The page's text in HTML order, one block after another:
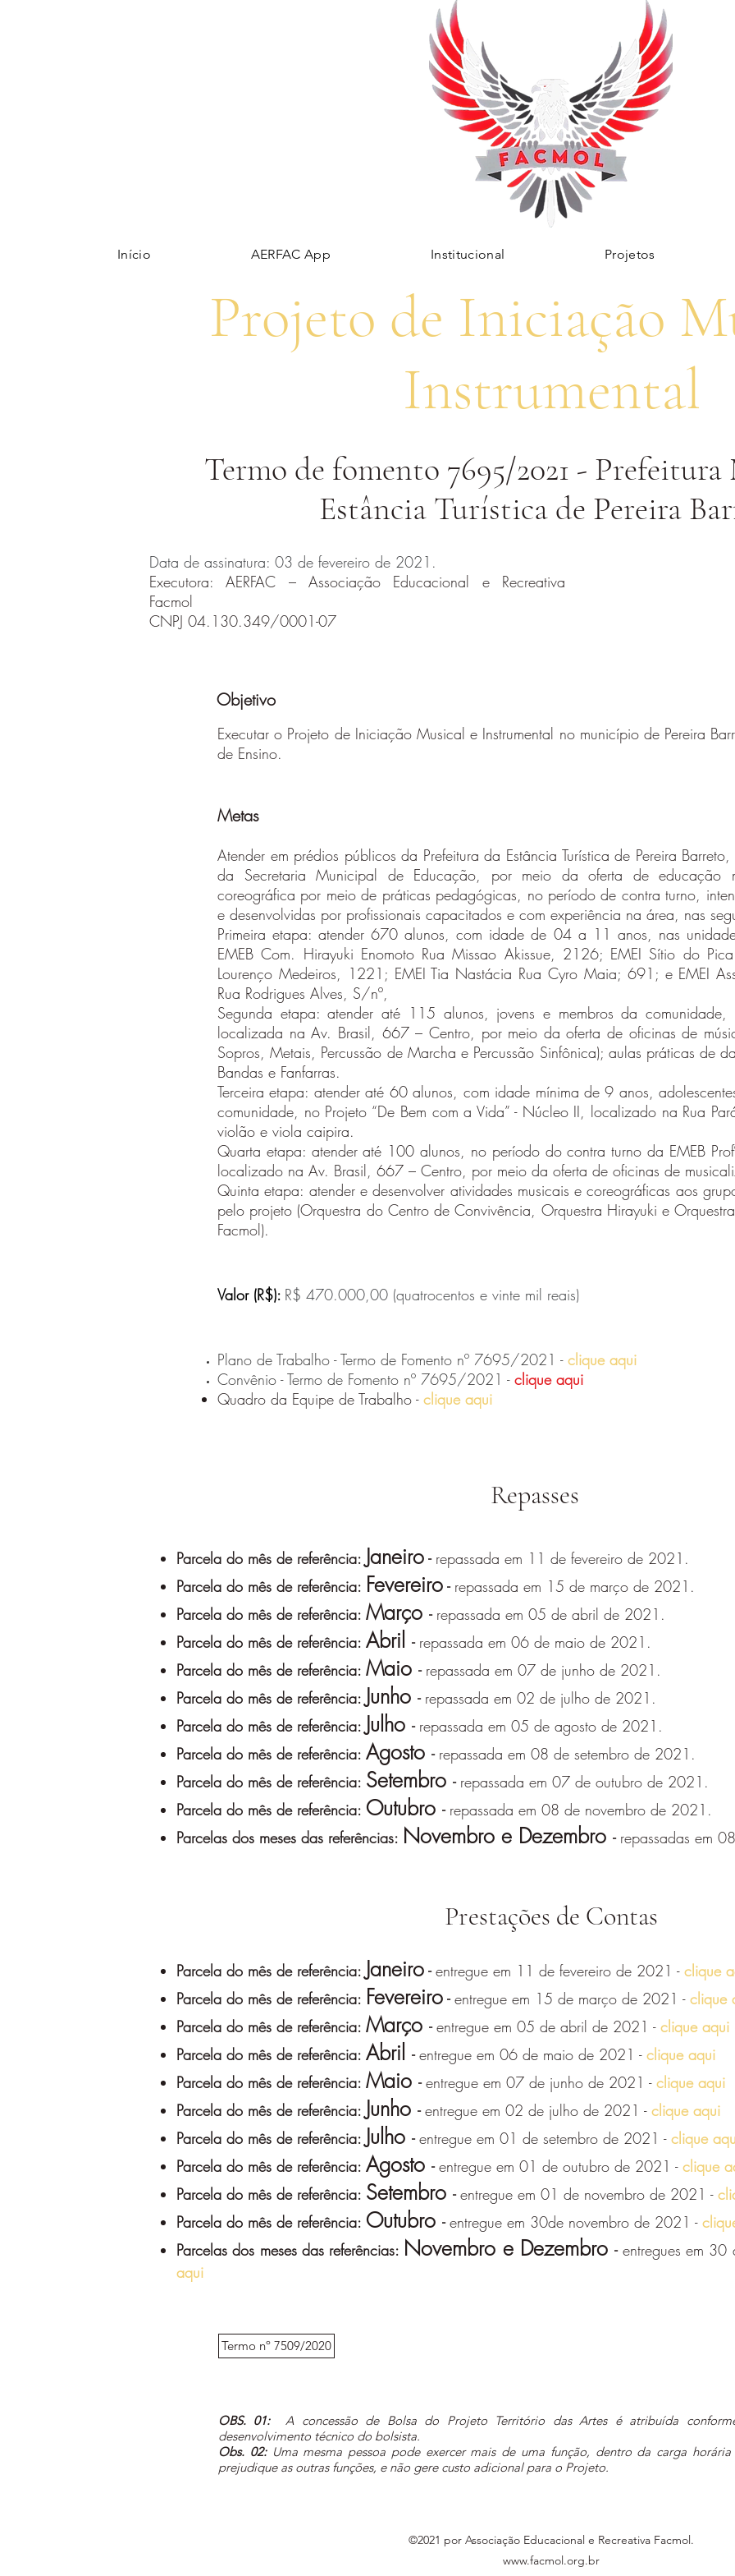
Início AERFAC App Institucional Projetos
Projeto de Iniciação
Instrumental
Termo de fomento 7695/2021 -
Estância Turística de Pereira
Data de assinatura: 03 de fevereiro de 2021.
Executora: AERFAC – Associação Educacional e Recreativa
Facmol
CNPJ 04.130.349/0001-07
Objetivo
Executar o Projeto de Iniciação Musical e Instrumental no município de Pereira
de Ensino.
Metas
Atender em prédios públicos da Prefeitura da Estância Turística de Pereira
da Secretaria Municipal de Educação, por meio da oferta de educação
coreográfica por meio de práticas pedagógicas, no período de contra turno,
e desenvolvidas por profissionais capacitados e com experiência na área, nas
Primeira etapa: atender 670 alunos, com idade de 04 a 11 anos, nas
EMEB Com. Hirayuki Enomoto Rua Missao Akissue, 2126; EMEI Sítio do
Lourenço Medeiros, 1221; EMEI Tia Nastácia Rua Cyro Maia; 691; e EMEI
Rua Rodrigues Alves, S/nº,
Segunda etapa: atender até 115 alunos, jovens e membros da comunidade,
localizada na Av. Brasil, 667 – Centro, por meio da oferta de oficinas de
Sopros, Metais, Percussão de Marcha e Percussão Sinfônica); aulas práticas de
Bandas e Fanfarras.
Terceira etapa: atender até 60 alunos, com idade mínima de 9 anos,
comunidade, no Projeto “De Bem com a Vida” - Núcleo II, localizado na Rua
violão e viola caipira.
Quarta etapa: atender até 100 alunos, no período do contra turno da EMEB
localizado na Av. Brasil, 667 – Centro, por meio da oferta de oficinas de
Quinta etapa: atender e desenvolver atividades musicais e coreográficas aos
pelo projeto (Orquestra do Centro de Convivência, Orquestra Hirayuki e
Facmol).
Valor (R$): R$ 470.000,00 (quatrocentos e vinte mil reais)
Plano de Trabalho - Termo de Fomento nº 7695/2021 - clique aqui
Convênio - Termo de Fomento nº 7695/2021 - clique aqui
Quadro da Equipe de Trabalho - clique aqui
Repasses
Parcela do mês de referência:Janeiro -repassada em 11 de fevereiro de 2021.
Parcela do mês de referência: Fevereiro -repassada em 15 de março de 2021.
Parcela do mês de referência: Março -repassada em 05 de abril de 2021.
Parcela do mês de referência: Abril -repassada em 06 de maio de 2021.
Parcela do mês de referência: Maio -repassada em 07 de junho de 2021.
Parcela do mês de referência:Junho -repassada em 02 de julho de 2021.
Parcela do mês de referência:Julho -repassada em 05 de agosto de 2021.
Parcela do mês de referência: Agosto -repassada em 08 de setembro de 2021.
Parcela do mês de referência: Setembro -repassada em 07 de outubro de 2021.
Parcela do mês de referência: Outubro -repassada em 08 de novembro de 2021.
Parcelas dos meses das referências: Novembro e Dezembro -repassadas em
Prestações de Contas
Parcela do mês de referência:Janeiro -entregue em 11 de fevereiro de 2021 - clique
Parcela do mês de referência: Fevereiro -entregue em 15 de março de 2021 - clique
Parcela do mês de referência: Março -entregue em 05 de abril de 2021 - clique aqui
Parcela do mês de referência: Abril -entregue em 06 de maio de 2021 - clique aqui
Parcela do mês de referência: Maio -entregue em 07 de junho de 2021 - clique aqui
Parcela do mês de referência:Junho -entregue em 02 de julho de 2021 - clique aqui
Parcela do mês de referência:Julho -entregue em 01 de setembro de 2021 - clique
Parcela do mês de referência: Agosto -entregue em 01 de outubro de 2021 - clique
Parcela do mês de referência: Setembro -entregue em 01 de novembro de 2021 -
Parcela do mês de referência: Outubro -entregue em 30de novembro de 2021 -
Parcelas dos meses das referências: Novembro e Dezembro-entregues em
aqui
Termo nº 7509/2020
OBS. 01:A concessão de Bolsa do Projeto Território das Artes é atribuída
desenvolvimento técnico do bolsista.
Obs. 02:Uma mesma pessoa pode exercer mais de uma função, dentro da carga
prejudique as outras funções, e não gere custo adicional para o Projeto.
©2021 por Associação Educacional e Recreativa Facmol.
www.facmol.org.br